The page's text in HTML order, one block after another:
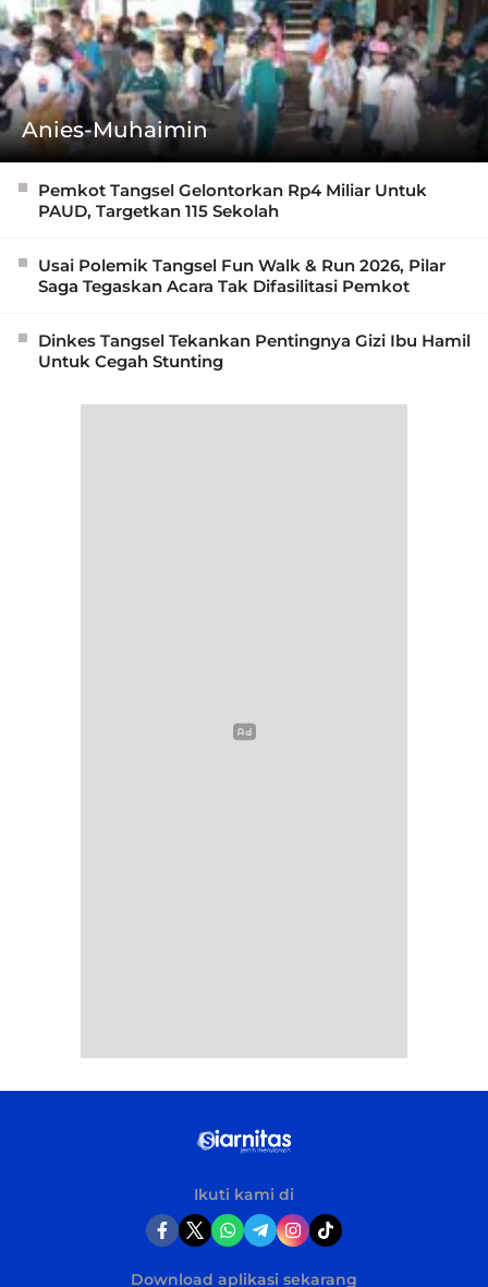
Anies-Muhaimin
Pemkot Tangsel Gelontorkan Rp4 Miliar Untuk
PAUD, Targetkan 115 Sekolah
Usai Polemik Tangsel Fun Walk & Run 2026, Pilar
Saga Tegaskan Acara Tak Difasilitasi Pemkot
Dinkes Tangsel Tekankan Pentingnya Gizi Ibu Hamil
Untuk Cegah Stunting
Ikuti kami di
Download aplikasi sekarang